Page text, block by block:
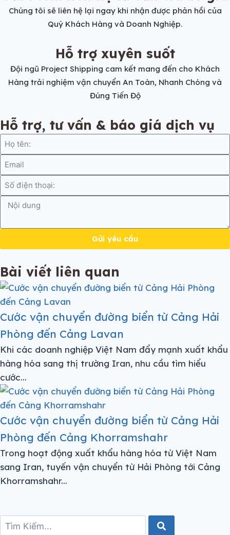
Chúng tôi sẽ liên hệ lại ngay khi nhận được phản hồi của
Quý Khách Hàng và Doanh Nghiệp.
Hỗ trợ xuyên suốt
Đội ngũ Project Shipping cam kết mang đến cho Khách
Hàng trải nghiệm vận chuyển An Toàn, Nhanh Chóng và
Đúng Tiến Độ
Hỗ trợ, tư vấn & báo giá dịch vụ
Gửi yêu cầu
Bài viết liên quan
Cước vận chuyển đường biển từ Cảng Hải
Phòng đến Cảng Lavan
Khi các doanh nghiệp Việt Nam đẩy mạnh xuất khẩu
hàng hóa sang thị trường Iran, nhu cầu tìm hiểu
cước...
Cước vận chuyển đường biển từ Cảng Hải
Phòng đến Cảng Khorramshahr
Trong hoạt động xuất khẩu hàng hóa từ Việt Nam
sang Iran, tuyến vận chuyển từ Hải Phòng tới Cảng
Khorramshahr...